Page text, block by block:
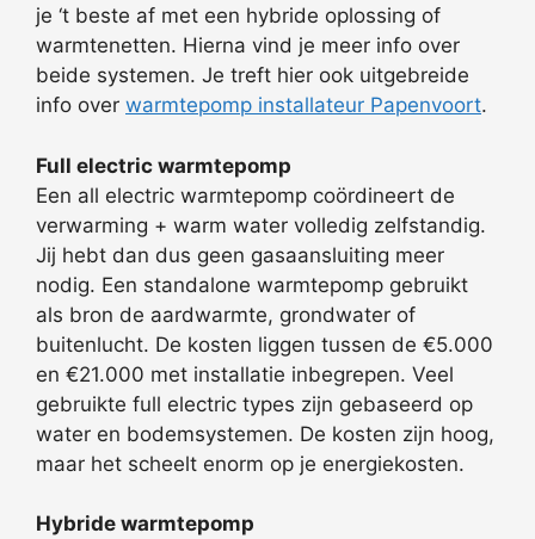
je ‘t beste af met een hybride oplossing of
warmtenetten. Hierna vind je meer info over
beide systemen. Je treft hier ook uitgebreide
info over warmtepomp installateur Papenvoort.
Full electric warmtepomp
Een all electric warmtepomp coördineert de
verwarming + warm water volledig zelfstandig.
Jij hebt dan dus geen gasaansluiting meer
nodig. Een standalone warmtepomp gebruikt
als bron de aardwarmte, grondwater of
buitenlucht. De kosten liggen tussen de €5.000
en €21.000 met installatie inbegrepen. Veel
gebruikte full electric types zijn gebaseerd op
water en bodemsystemen. De kosten zijn hoog,
maar het scheelt enorm op je energiekosten.
Hybride warmtepomp